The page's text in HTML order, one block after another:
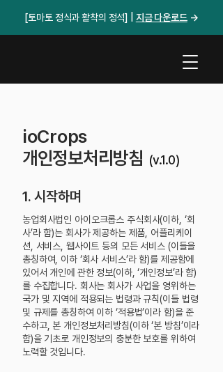
[토마토 정식과 활착의 정석] | 지금 다운로드​→
ioCrops
개인정보처리방침 (v.1.0)
1. 시작하며
농업회사법인 아이오크롭스 주식회사(이하, ‘회
사’라 함)는 회사가 제공하는 제품, 어플리케이
션, 서비스, 웹사이트 등의 모든 서비스 (이들을
총칭하여, 이하 ‘회사 서비스’라 함)를 제공함에
있어서 개인에 관한 정보(이하, ‘개인정보’라 함)
를 수집합니다. 회사는 회사가 사업을 영위하는
국가 및 지역에 적용되는 법령과 규칙(이들 법령
및 규제를 총칭하여 이하 ‘적용법’이라 함)을 준
수하고, 본 개인정보처리방침(이하 ‘본 방침’이라
함)을 기초로 개인정보의 충분한 보호를 위하여
노력할 것입니다.